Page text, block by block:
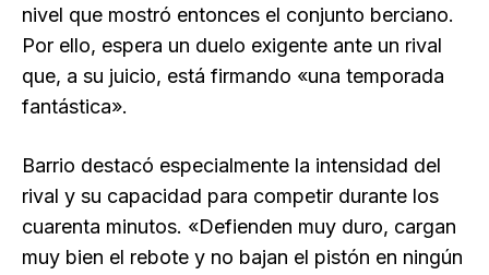
nivel que mostró entonces el conjunto berciano.
Por ello, espera un duelo exigente ante un rival
que, a su juicio, está firmando «una temporada
fantástica».
Barrio destacó especialmente la intensidad del
rival y su capacidad para competir durante los
cuarenta minutos. «Defienden muy duro, cargan
muy bien el rebote y no bajan el pistón en ningún